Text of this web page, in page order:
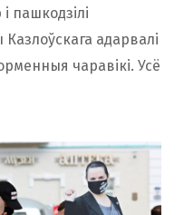
пашкодзілі
адарвалі
чаравікі. Усё